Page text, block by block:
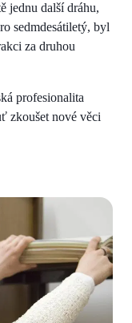
jednu další dráhu,
sedmdesátiletý, byl
za druhou
profesionalita
zkoušet nové věci